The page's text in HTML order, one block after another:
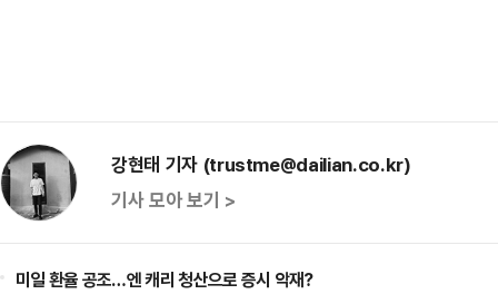
강현태 기자 (trustme@dailian.co.kr)
기사 모아 보기 >
미일 환율 공조…엔 캐리 청산으로 증시 악재?